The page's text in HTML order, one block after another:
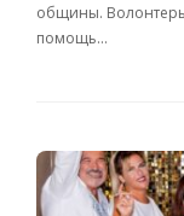
общины.
помощь…